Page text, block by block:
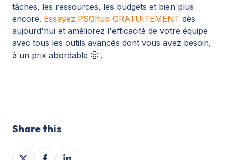
tâches, les ressources, les budgets et bien plus
encore. Essayez PSOhub GRATUITEMENT dès
aujourd'hui et améliorez l'efficacité de votre équipe
avec tous les outils avancés dont vous avez besoin,
à un prix abordable 🙂 .
Share this
ShareShareShare